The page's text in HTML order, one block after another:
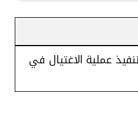
عملية الاغتيال في